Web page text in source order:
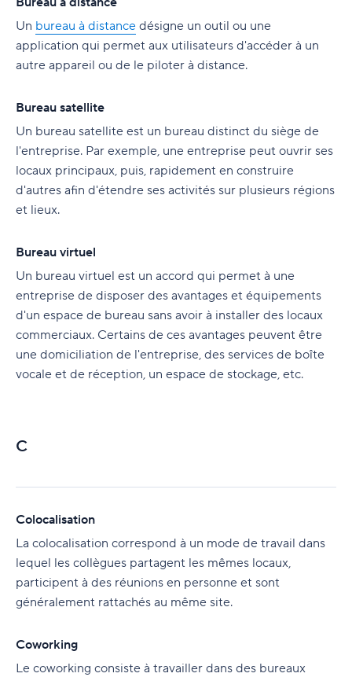
difficiles
13. Divisez votre travail en cycles de 90 minutes
(ou essayez un minuteur Pomodoro)
toutes
Travaillez efficacement depuis chez vous avec
Wrike
Un bureau à distance désigne un outil ou une
application qui permet aux utilisateurs d'accéder à un
autre appareil ou de le piloter à distance.
Bureau satellite
Un bureau satellite est un bureau distinct du siège de
l'entreprise. Par exemple, une entreprise peut ouvrir ses
locaux principaux, puis, rapidement en construire
d'autres afin d'étendre ses activités sur plusieurs régions
et lieux.
Bureau virtuel
Un bureau virtuel est un accord qui permet à une
entreprise de disposer des avantages et équipements
d'un espace de bureau sans avoir à installer des locaux
commerciaux. Certains de ces avantages peuvent être
une domiciliation de l'entreprise, des services de boîte
vocale et de réception, un espace de stockage, etc.
C
Colocalisation
La colocalisation correspond à un mode de travail dans
lequel les collègues partagent les mêmes locaux,
participent à des réunions en personne et sont
généralement rattachés au même site.
Coworking
Le coworking consiste à travailler dans des bureaux